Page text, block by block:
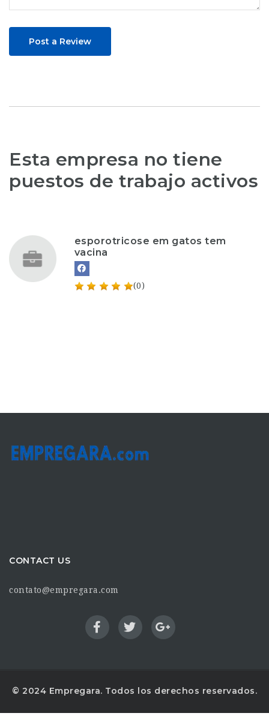
Post a Review
Esta empresa no tiene
puestos de trabajo activos
esporotricose em gatos tem
vacina
(0)
CONTACT US
contato@empregara.com
© 2024 Empregara. Todos los derechos reservados.